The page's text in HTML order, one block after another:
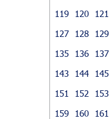
119
120 121
127
128 129
135
136 137
143
144 145
151
152 153
159
160 161